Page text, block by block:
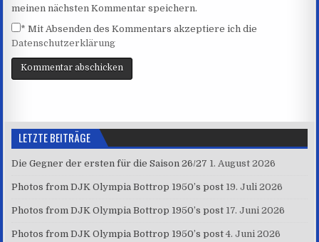
meinen nächsten Kommentar speichern.
* Mit Absenden des Kommentars akzeptiere ich die
Datenschutzerklärung
LETZTE BEITRÄGE
Die Gegner der ersten für die Saison 26/27 1. August 2026
Photos from DJK Olympia Bottrop 1950’s post 19. Juli 2026
Photos from DJK Olympia Bottrop 1950’s post 17. Juni 2026
Photos from DJK Olympia Bottrop 1950’s post 4. Juni 2026